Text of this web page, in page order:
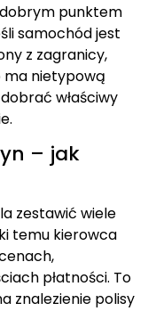
punktem
samochód jest
z zagranicy,
ma nietypową
właściwy
– jak
zestawić wiele
temu kierowca
płatności. To
znalezienie polisy